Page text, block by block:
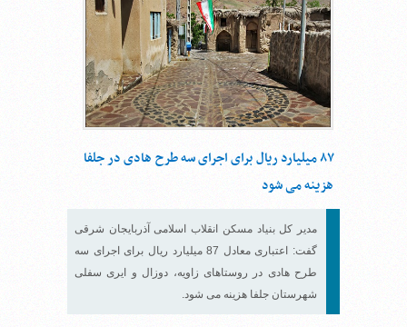
۸۷ میلیارد ریال برای اجرای سه طرح هادی در جلفا
هزینه می شود
مدیر کل بنیاد مسکن انقلاب اسلامی آذربایجان شرقی
گفت: اعتباری معادل 87 میلیارد ریال برای اجرای سه
طرح هادی در روستاهای زاویه، دوزال و ایری سفلی
شهرستان جلفا هزینه می شود.